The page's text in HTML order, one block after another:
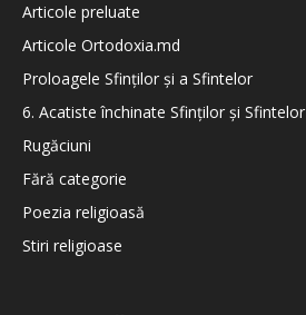
Articole preluate
Articole Ortodoxia.md
Proloagele Sfinților și a Sfintelor
6. Acatiste închinate Sfinților și Sfintelor
Rugăciuni
Fără categorie
Poezia religioasă
Stiri religioase